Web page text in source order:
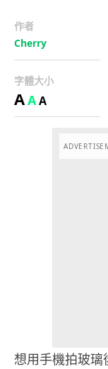
作者
Cherry
字體大小
AAA
想用手機拍玻璃